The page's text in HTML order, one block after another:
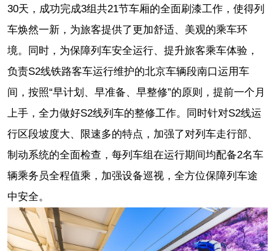
30天，成功完成3组共21节车厢的全面刷漆工作，使得列
车焕然一新，为旅客提供了更加舒适、美观的乘车环
境。同时，为保障列车安全运行、提升旅客乘车体验，
负责S2线铁路客车运行维护的北京车辆段南口运用车
间，按照“早计划、早准备、早整修”的原则，提前一个月
上手，全力做好S2线列车的整修工作。同时针对S2线运
行区段坡度大、限速多的特点，加强了对列车走行部、
制动系统的全面检查，每列车组在运行期间均配备2名车
辆乘务员全程值乘，加强设备巡视，全方位保障列车途
中安全。